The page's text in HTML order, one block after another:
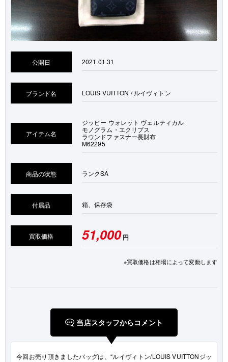
公開日 2021.01.31
ブランド名 LOUIS VUITTON / ルイヴィトン
アイテム名
ジッピー ウォレット ヴェルティカル
モノグラム・エクリプス
ラウンドファスナー長財布
M62295
商品の状態 ランクSA
付属品 箱、保存袋
買取価格 51,000円
※買取価格は相場によって変動します
当店スタッフからコメント
今回お売り頂きましたバッグは、“ルイヴィトン/LOUIS VUITTONジッ